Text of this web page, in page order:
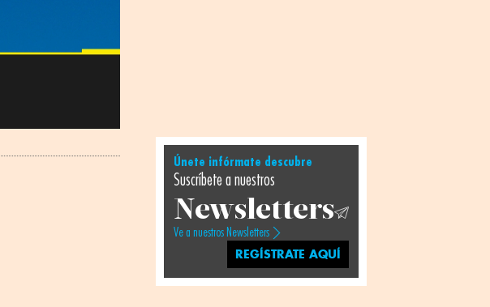
Únete infórmate descubre
Suscríbete a nuestros
Newsletters
Ve a nuestros Newsletters
REGÍSTRATE AQUÍ